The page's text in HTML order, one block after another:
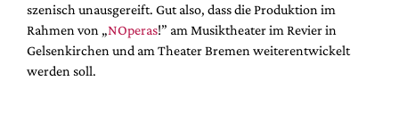
szenisch unausgereift. Gut also, dass die Produktion im
Rahmen von „NOperas!” am Musiktheater im Revier in
Gelsenkirchen und am Theater Bremen weiterentwickelt
werden soll.